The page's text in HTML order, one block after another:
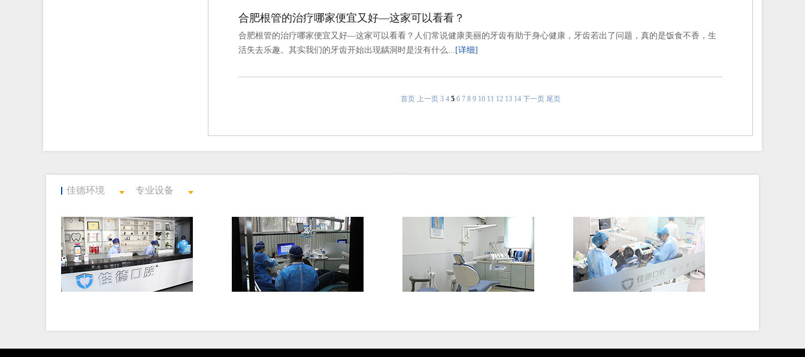
合肥根管的治疗哪家便宜又好—这家可以看看？
合肥根管的治疗哪家便宜又好—这家可以看看？人们常说健康美丽的牙齿有助于身心健康，牙齿若出了问题，真的是饭食不香，生
活失去乐趣。其实我们的牙齿开始出现龋洞时是没有什么... [详细]
首页 上一页 3 4 5 6 7 8 9 10 11 12 13 14 下一页 尾页
佳德环境 专业设备